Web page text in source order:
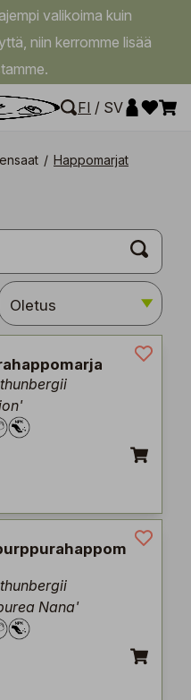
valikoima kuin
niin kerromme lisää
FI / SV
/ Happomarjat
Nana'